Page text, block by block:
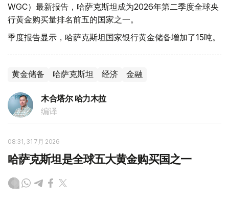
WGC）最新报告，哈萨克斯坦成为2026年第二季度全球央
行黄金购买量排名前五的国家之一。
季度报告显示，哈萨克斯坦国家银行黄金储备增加了15吨。
黄金储备 哈萨克斯坦 经济 金融
木合塔尔 哈力木拉
编译
08:31, 31 7月 2026
哈萨克斯坦是全球五大黄金购买国之一